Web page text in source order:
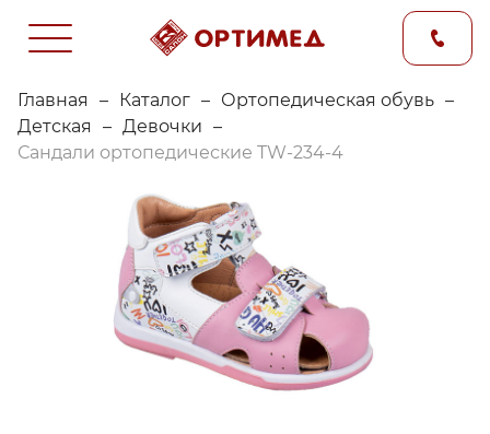
Главная – Каталог – Ортопедическая обувь –
Детская
– Девочки –
Сандали ортопедические TW-234-4